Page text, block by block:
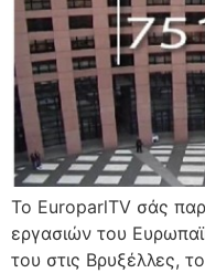
Το EuroparlTV σάς
εργασιών του
του στις Βρυξέλλες,